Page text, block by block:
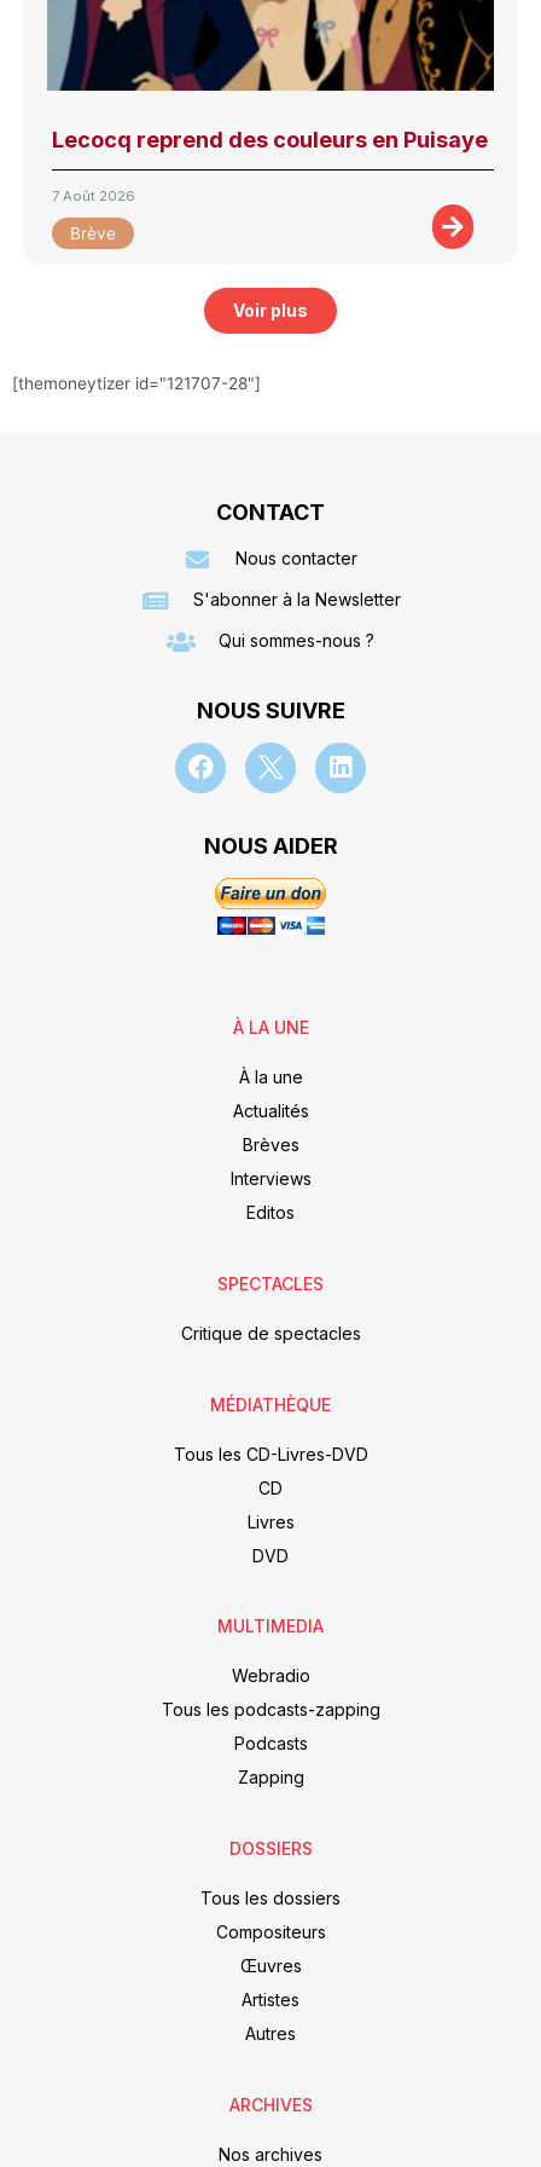
Lecocq reprend des couleurs en Puisaye
7 Août 2026
Brève
Voir plus
[themoneytizer id="121707-28"]
CONTACT
Nous contacter
S'abonner à la Newsletter
Qui sommes-nous ?
NOUS SUIVRE
NOUS AIDER
À LA UNE
À la une
Actualités
Brèves
Interviews
Editos
SPECTACLES
Critique de spectacles
MÉDIATHÈQUE
Tous les CD-Livres-DVD
CD
Livres
DVD
MULTIMEDIA
Webradio
Tous les podcasts-zapping
Podcasts
Zapping
DOSSIERS
Tous les dossiers
Compositeurs
Œuvres
Artistes
Autres
ARCHIVES
Nos archives